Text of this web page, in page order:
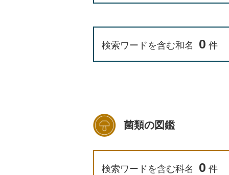
検索ワードを含む和名 0 件
菌類の図鑑
検索ワードを含む科名 0 件